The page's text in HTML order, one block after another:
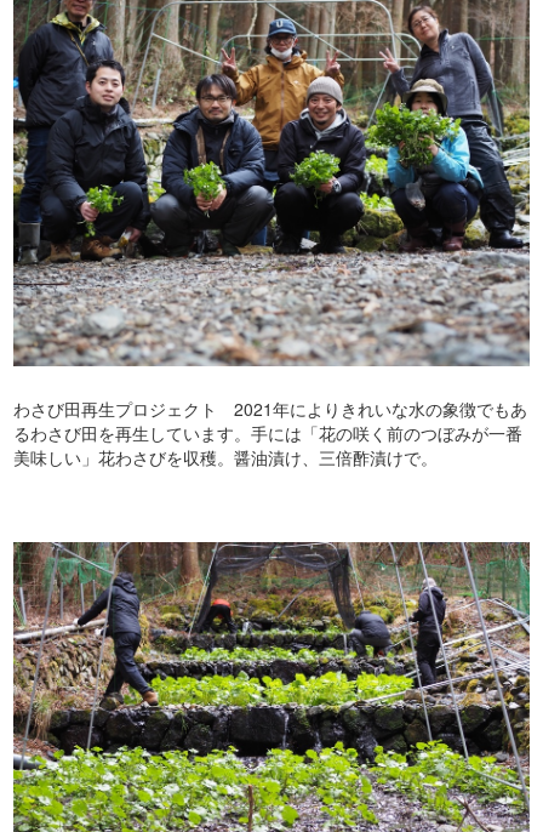
わさび田再生プロジェクト 2021年によりきれいな水の象徴でもあ
るわさび田を再生しています。手には「花の咲く前のつぼみが一番
美味しい」花わさびを収穫。醤油漬け、三倍酢漬けで。